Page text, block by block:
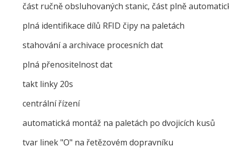
část ručně obsluhovaných stanic, část plně
plná identifikace dílů RFID čipy na paletách
stahování a archivace procesních dat
plná přenositelnost dat
takt linky 20s
centrální řízení
automatická montáž na paletách po dvojicích kusů
tvar linek "O" na řetězovém dopravníku